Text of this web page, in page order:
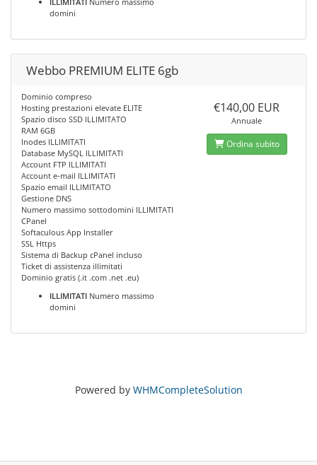
domini
Webbo PREMIUM ELITE 6gb
Dominio compreso
Hosting prestazioni elevate ELITE
Spazio disco SSD ILLIMITATO
RAM 6GB
Inodes ILLIMITATI
Database MySQL ILLIMITATI
Account FTP ILLIMITATI
Account e-mail ILLIMITATI
Spazio email ILLIMITATO
Gestione DNS
Numero massimo sottodomini ILLIMITATI
CPanel
Softaculous App Installer
SSL Https
Sistema di Backup cPanel incluso
Ticket di assistenza illimitati
Dominio gratis (.it .com .net .eu)
ILLIMITATI Numero massimo
domini
€140,00 EUR
Annuale
Ordina subito
Powered by WHMCompleteSolution